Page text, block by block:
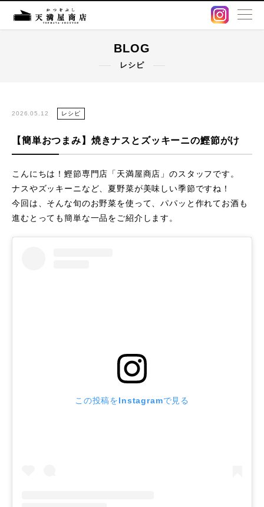
出汁パック
鰹節・削り節
オンラインストア
店舗情報
BLOG
レシピ
2026.05.12 レシピ
【簡単おつまみ】焼きナスとズッキーニの鰹節がけ
こんにちは！鰹節専門店「天満屋商店」のスタッフです。
ナスやズッキーニなど、夏野菜が美味しい季節ですね！
今回は、そんな旬のお野菜を使って、パパッと作れてお酒も
進むとっても簡単な一品をご紹介します。
この投稿をInstagramで見る